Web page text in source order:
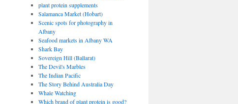
plant protein supplements
Salamanca Market (Hobart)
Scenic spots for photography in
Albany
Seafood markets in Albany WA
Shark Bay
Sovereign Hill (Ballarat)
The Devil's Marbles
The Indian Pacific
The Story Behind Australia Day
Whale Watching
Which brand of plant protein is good?